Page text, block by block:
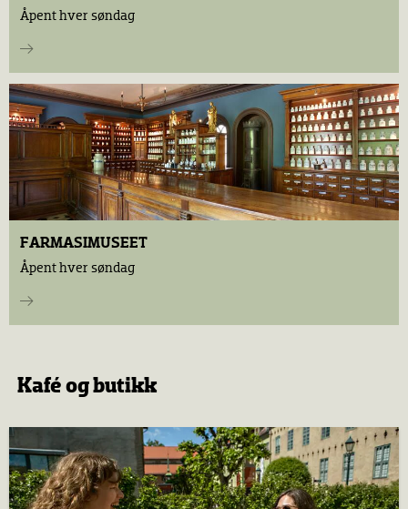
Åpent hver søndag
FARMASIMUSEET
Åpent hver søndag
Kafé og butikk